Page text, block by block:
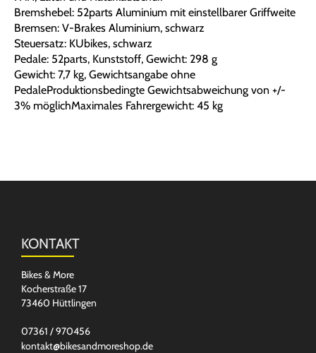
Bremshebel: 52parts Aluminium mit einstellbarer Griffweite
Bremsen: V-Brakes Aluminium, schwarz
Steuersatz: KUbikes, schwarz
Pedale: 52parts, Kunststoff, Gewicht: 298 g
Gewicht: 7,7 kg, Gewichtsangabe ohne
PedaleProduktionsbedingte Gewichtsabweichung von +/-
3% möglichMaximales Fahrergewicht: 45 kg
KONTAKT
Bikes & More
Kocherstraße 17
73460 Hüttlingen
07361 / 970456
kontakt@bikesandmoreshop.de